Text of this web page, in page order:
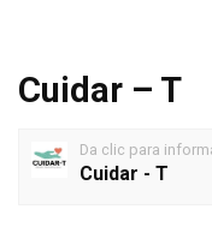
Cuidar – T
Da clic para
Cuidar - T